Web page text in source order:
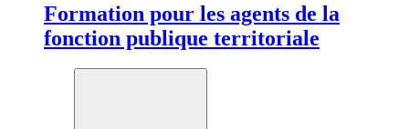
Formation pour les agents de la
fonction publique territoriale